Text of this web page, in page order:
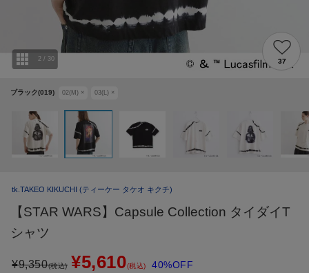
ブラック(019) 02(M) × 03(L) ×
2 / 30 37
tk.TAKEO KIKUCHI (ティーケー タケオ キクチ)
【STAR WARS】Capsule Collection タイダイT
シャツ
¥9,350(税込) ¥5,610(税込) 40%OFF